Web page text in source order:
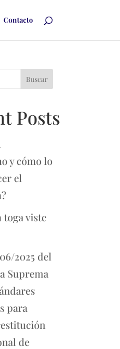
Contacto
Buscar
Posts
y cómo lo
el
toga viste
2025 del
Suprema
para
de